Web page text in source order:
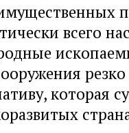
всего
которая